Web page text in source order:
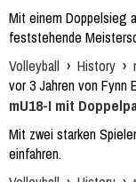
Mit einem Doppelsieg
feststehende
Volleyball › History ›
vor 3 Jahren von Fynn
mU18-I mit
Mit zwei starken
einfahren.